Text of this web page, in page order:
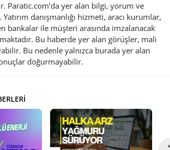
Paratic.com’da yer alan bilgi, yorum ve
danışmanlığı hizmeti, aracı kurumlar,
ile müşteri arasında imzalanacak
Bu haberde yer alan görüşler, mali
Bu nedenle yalnızca burada yer alan
doğurmayabilir.